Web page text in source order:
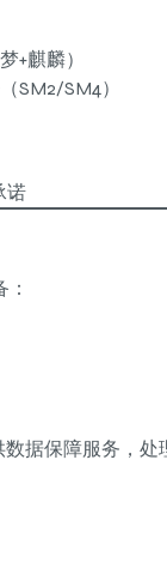
+麒麟）
SM2/SM4）
诺
数据保障服务，